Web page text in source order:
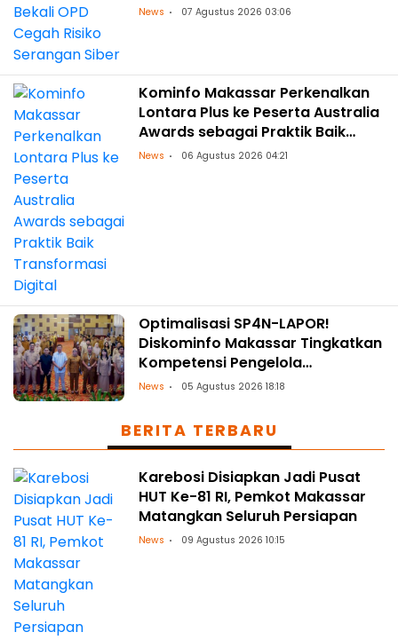
News 07 Agustus 2026 03:06
Kominfo Makassar Perkenalkan
Lontara Plus ke Peserta Australia
Awards sebagai Praktik Baik
Transformasi Digital
News 06 Agustus 2026 04:21
Optimalisasi SP4N-LAPOR!
Diskominfo Makassar Tingkatkan
Kompetensi Pengelola
Pengaduan OPD
News 05 Agustus 2026 18:18
BERITA TERBARU
Karebosi Disiapkan Jadi Pusat
HUT Ke-81 RI, Pemkot Makassar
Matangkan Seluruh Persiapan
News 09 Agustus 2026 10:15